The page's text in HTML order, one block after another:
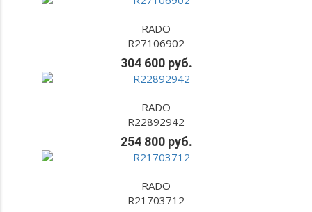
RADO
R27106902
304 600 руб.
RADO
R22892942
254 800 руб.
RADO
R21703712